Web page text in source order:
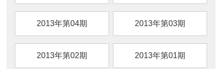
2013年第04期 2013年第03期
2013年第02期 2013年第01期